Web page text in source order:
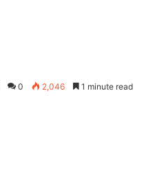
0 2,046 1 minute read